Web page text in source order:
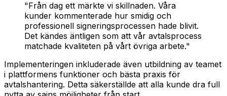
"Från dag ett märkte vi skillnaden. Våra
kunder kommenterade hur smidig och
professionell signeringsprocessen hade blivit.
Det kändes äntligen som att vår avtalsprocess
matchade kvaliteten på vårt övriga arbete."
Implementeringen inkluderade även utbildning av teamet
i plattformens funktioner och bästa praxis för
avtalshantering. Detta säkerställde att alla kunde dra full